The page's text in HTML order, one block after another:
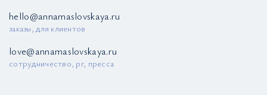
hello@annamaslovskaya.ru
заказы, для клиентов
love@annamaslovskaya.ru
сотрудничество, pr, пресса